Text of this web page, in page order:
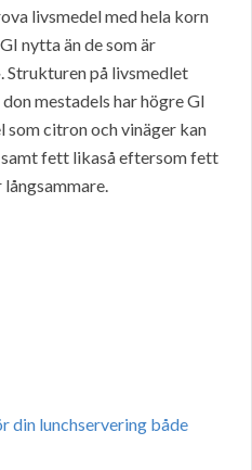
livsmedel med hela korn
nytta än de som är
Strukturen på livsmedlet
mestadels har högre GI
som citron och vinäger kan
samt fett likaså eftersom fett
din lunchservering både